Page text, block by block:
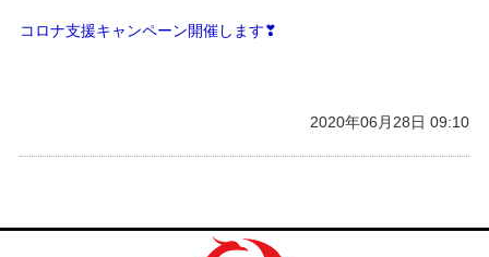
コロナ支援キャンペーン開催します❣
2020年06月28日 09:10